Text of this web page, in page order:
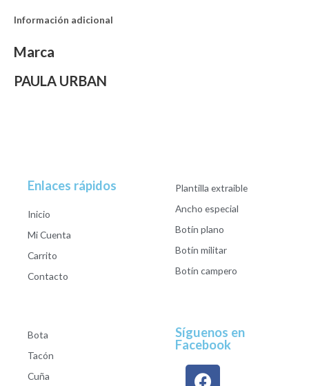
Información adicional
Marca
PAULA URBAN
Enlaces rápidos
Inicio
Mi Cuenta
Carrito
Contacto
Plantilla extraible
Ancho especial
Botín plano
Botín militar
Botín campero
Bota
Tacón
Cuña
Síguenos en
Facebook